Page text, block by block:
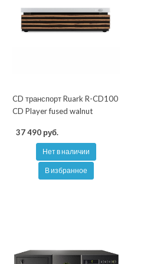
CD транспорт Ruark R-CD100
CD Player fused walnut
37 490 руб.
Нет в наличии
В избранное